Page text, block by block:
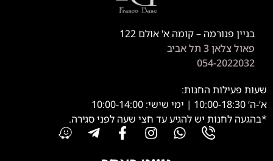
בניין פנורמה – קומה א' אולם 122
פאול צלאן 3 תל אביב
054-2022032
שעות פעילות החנות:
א’-ה’ 10:00-18:30 | ימי שישי: 10:00-14:00
*בהגעה לחנות יש להגיע עד חצי שעה לפני סגירה.